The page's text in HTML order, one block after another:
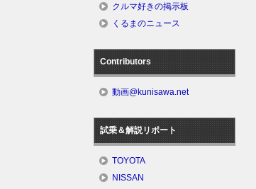
クルマ好きの掲示板
くるまのニュース
Contributors
動画@kunisawa.net
試乗＆解説リポート
TOYOTA
NISSAN